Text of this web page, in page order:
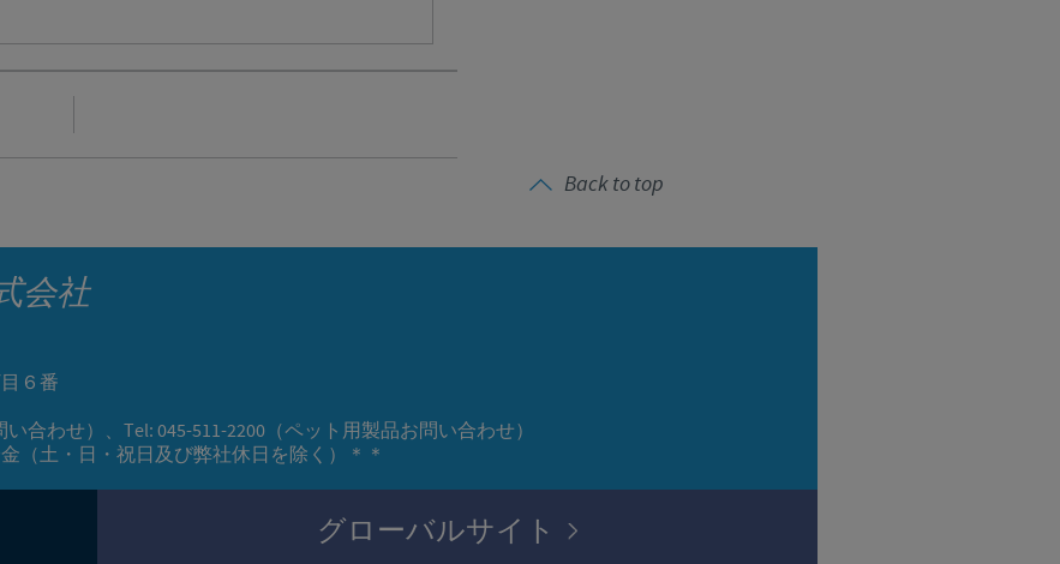
Back to top
会社
６番
合わせ）、Tel: 045-511-2200（ペット用製品お問い合わせ）
（土・日・祝日及び弊社休日を除く）＊＊
グローバルサイト